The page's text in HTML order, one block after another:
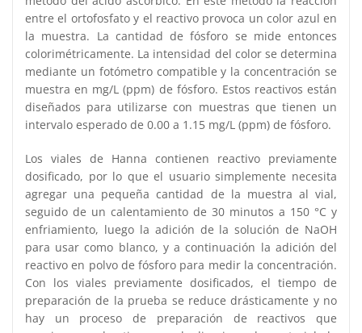
entre el ortofosfato y el reactivo provoca un color azul en
la muestra. La cantidad de fósforo se mide entonces
colorimétricamente. La intensidad del color se determina
mediante un fotómetro compatible y la concentración se
muestra en mg/L (ppm) de fósforo. Estos reactivos están
diseñados para utilizarse con muestras que tienen un
intervalo esperado de 0.00 a 1.15 mg/L (ppm) de fósforo.
Los viales de Hanna contienen reactivo previamente
dosificado, por lo que el usuario simplemente necesita
agregar una pequeña cantidad de la muestra al vial,
seguido de un calentamiento de 30 minutos a 150 °C y
enfriamiento, luego la adición de la solución de NaOH
para usar como blanco, y a continuación la adición del
reactivo en polvo de fósforo para medir la concentración.
Con los viales previamente dosificados, el tiempo de
preparación de la prueba se reduce drásticamente y no
hay un proceso de preparación de reactivos que